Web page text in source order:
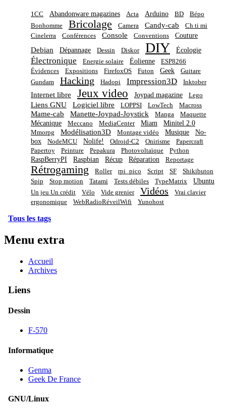
1CC Abandonware magazines Acta Arduino BD
Bépo
Bonhomme
Bricolage Camera Candy-cab
Ch ti mi
Cinelerra
Conférences Console Conventions Couture
Debian Dépannage Dessin Diskor DIY Écologie
Électronique Energie solaire Éolienne
ESP8266
Évidences
Expositions FirefoxOS Futon Geek
Guitare
Gundam
Hacking Hadopi Impression3D Inktober
Internet libre Jeux video Joypad magazine Lego
Liens GNU Logiciel libre LOPPSI LowTech Macross
Mame-cab Manette-Joypad-Joystick Manga Maquette
Mécanique Meccano MediaCenter Miam Minitel 2.0
Mmorpg Modélisation3D Montage vidéo Musique
No-
box
NodeMCU Nolife! Odroid-C2 Onirisme
Papercraft
Papertoy
Peinture Pepakura Photovoltaïque Python
RaspBerryPI Raspbian Récup Réparation Reportage
Rétrogaming Roller rpi_pico Script SF
Shikibuton
Spip
Stop motion Tatami Tests débiles TypeMatrix Ubuntu
Un jeu Un crédit Vélo Vide grenier Vidéos
Vrai clavier
ergonomique
WebRadioRéveilWifi Yunohost
Tous les tags
Menu extra
Accueil
Archives
Liens
Dessin
F-570
Informatique
Genma
Geek De France
GNU/Linux